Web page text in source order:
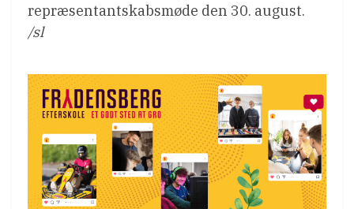
repræsentantskabsmøde den 30. august.
/sl